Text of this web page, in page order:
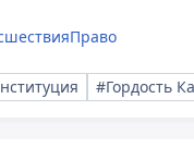
Право
#Гордость